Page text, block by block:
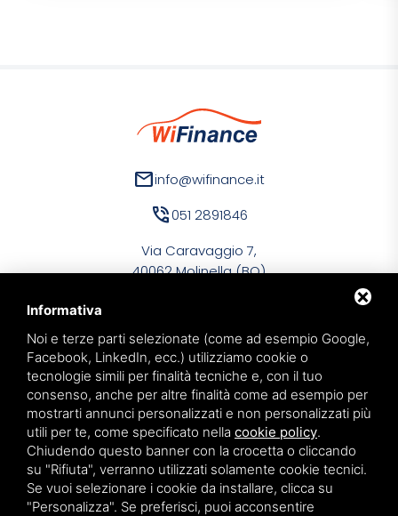
Informativa
Noi e terze parti selezionate (come ad esempio Google,
Facebook, LinkedIn, ecc.) utilizziamo cookie o
tecnologie simili per finalità tecniche e, con il tuo
consenso, anche per altre finalità come ad esempio per
mostrarti annunci personalizzati e non personalizzati più
utili per te, come specificato nella cookie policy.
Chiudendo questo banner con la crocetta o cliccando
su "Rifiuta", verranno utilizzati solamente cookie tecnici.
Se vuoi selezionare i cookie da installare, clicca su
"Personalizza". Se preferisci, puoi acconsentire
mailinfo@wifinance.it
phone_in_talk051 2891846
Via Caravaggio 7,
40062 Molinella (BO)
WiFinance Srl
PIVA 03134591209
Privacy policy
Sitemap